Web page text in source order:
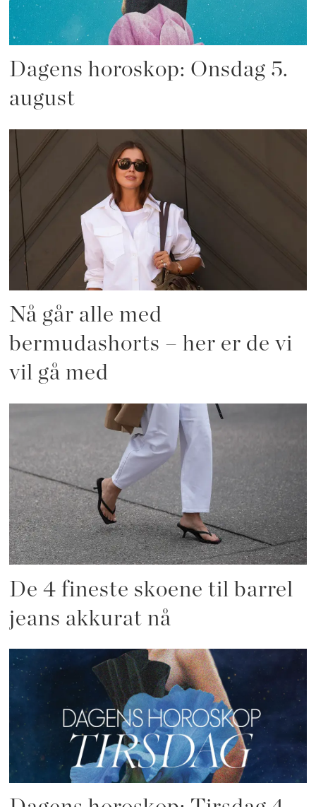
Dagens horoskop: Onsdag 5.
august
Nå går alle med
bermudashorts – her er de vi
vil gå med
De 4 fineste skoene til barrel
jeans akkurat nå